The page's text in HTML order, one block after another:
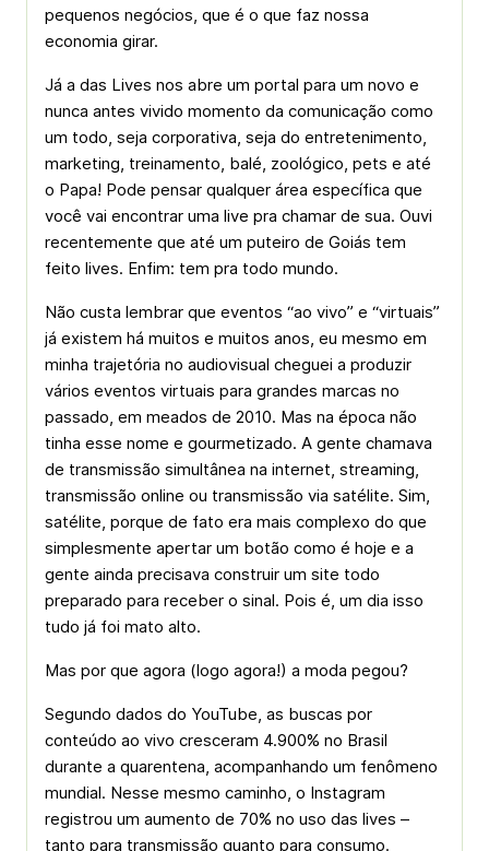
pequenos negócios, que é o que faz nossa
economia girar.
Já a das Lives nos abre um portal para um novo e
nunca antes vivido momento da comunicação como
um todo, seja corporativa, seja do entretenimento,
marketing, treinamento, balé, zoológico, pets e até
o Papa! Pode pensar qualquer área específica que
você vai encontrar uma live pra chamar de sua. Ouvi
recentemente que até um puteiro de Goiás tem
feito lives. Enfim: tem pra todo mundo.
Não custa lembrar que eventos “ao vivo” e “virtuais”
já existem há muitos e muitos anos, eu mesmo em
minha trajetória no audiovisual cheguei a produzir
vários eventos virtuais para grandes marcas no
passado, em meados de 2010. Mas na época não
tinha esse nome e gourmetizado. A gente chamava
de transmissão simultânea na internet, streaming,
transmissão online ou transmissão via satélite. Sim,
satélite, porque de fato era mais complexo do que
simplesmente apertar um botão como é hoje e a
gente ainda precisava construir um site todo
preparado para receber o sinal. Pois é, um dia isso
tudo já foi mato alto.
Mas por que agora (logo agora!) a moda pegou?
Segundo dados do YouTube, as buscas por
conteúdo ao vivo cresceram 4.900% no Brasil
durante a quarentena, acompanhando um fenômeno
mundial. Nesse mesmo caminho, o Instagram
registrou um aumento de 70% no uso das lives –
tanto para transmissão quanto para consumo.